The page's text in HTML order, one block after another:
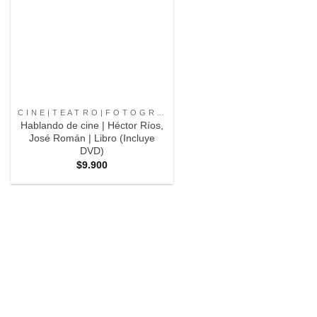
Hablando de cine | Héctor Ríos,
José Román | Libro (Incluye
DVD)
$9.900